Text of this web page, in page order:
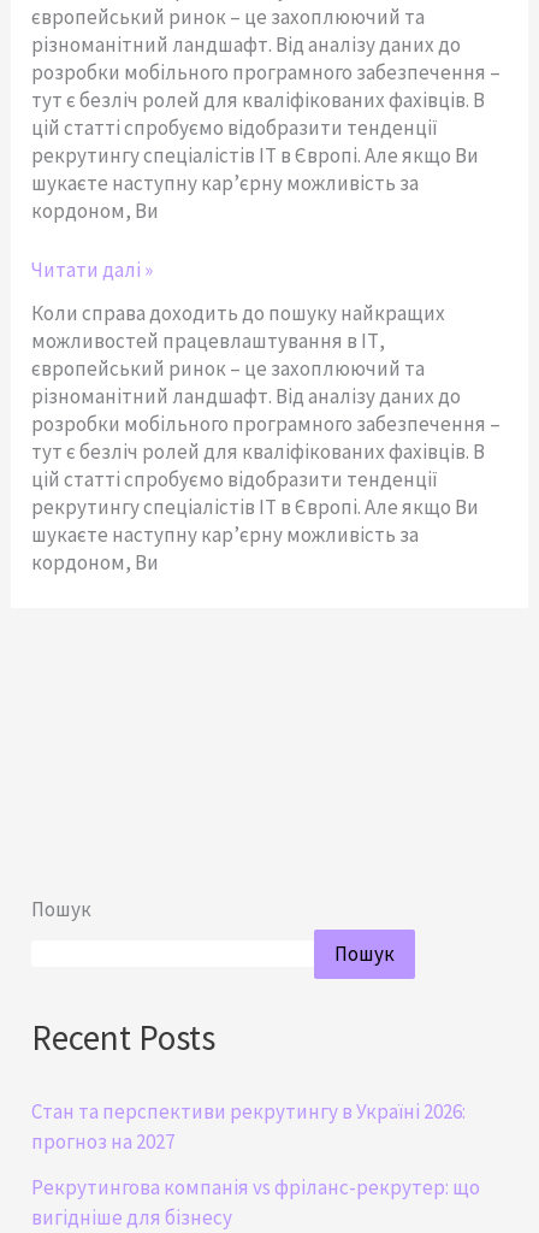
європейський ринок – це захоплюючий та
різноманітний ландшафт. Від аналізу даних до
розробки мобільного програмного забезпечення –
тут є безліч ролей для кваліфікованих фахівців. В
цій статті спробуємо відобразити тенденції
рекрутингу спеціалістів ІТ в Європі. Але якщо Ви
шукаєте наступну кар’єрну можливість за
кордоном, Ви
Читати далі »
Коли справа доходить до пошуку найкращих
можливостей працевлаштування в ІТ,
європейський ринок – це захоплюючий та
різноманітний ландшафт. Від аналізу даних до
розробки мобільного програмного забезпечення –
тут є безліч ролей для кваліфікованих фахівців. В
цій статті спробуємо відобразити тенденції
рекрутингу спеціалістів ІТ в Європі. Але якщо Ви
шукаєте наступну кар’єрну можливість за
кордоном, Ви
Пошук
Пошук
Recent Posts
Стан та перспективи рекрутингу в Україні 2026:
прогноз на 2027
Рекрутингова компанія vs фріланс-рекрутер: що
вигідніше для бізнесу